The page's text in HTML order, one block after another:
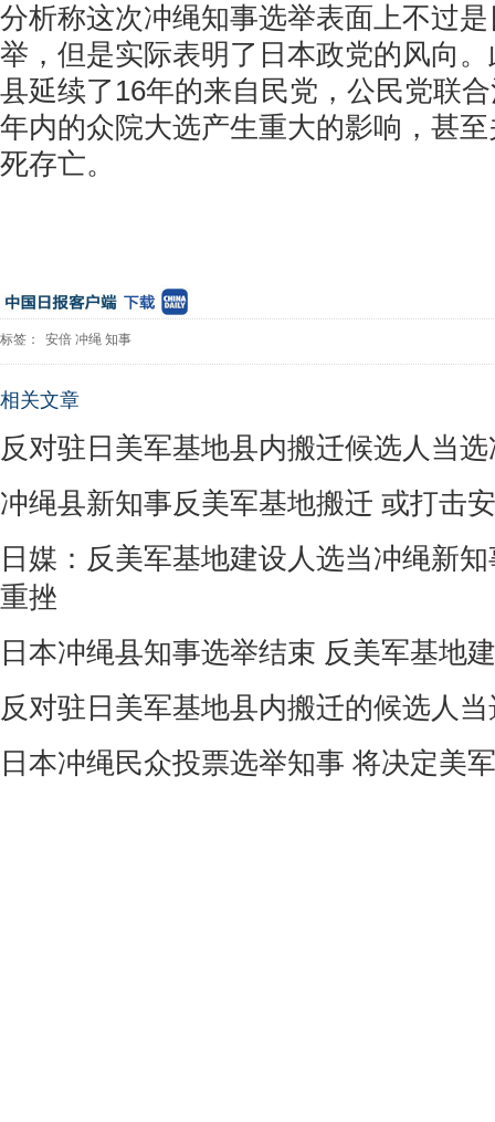
分析称这次冲绳知事选举表面上不过
举，但是实际表明了日本政党的风向
县延续了16年的来自民党，公民党联
年内的众院大选产生重大的影响，甚
死存亡。
标签： 安倍 冲绳 知事
相关文章
反对驻日美军基地县内搬迁候选人当
冲绳县新知事反美军基地搬迁 或打击
日媒：反美军基地建设人选当冲绳新
重挫
日本冲绳县知事选举结束 反美军基地
反对驻日美军基地县内搬迁的候选人
日本冲绳民众投票选举知事 将决定美